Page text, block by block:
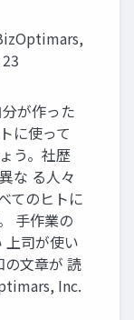
が作った
に使って
う。社歴
な る人々
てのヒトに
手作業の
上司が使い
の文章が 読
Inc.